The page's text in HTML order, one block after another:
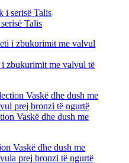
Talis
zbukurimit me valvul të
Vaskë dhe dush me